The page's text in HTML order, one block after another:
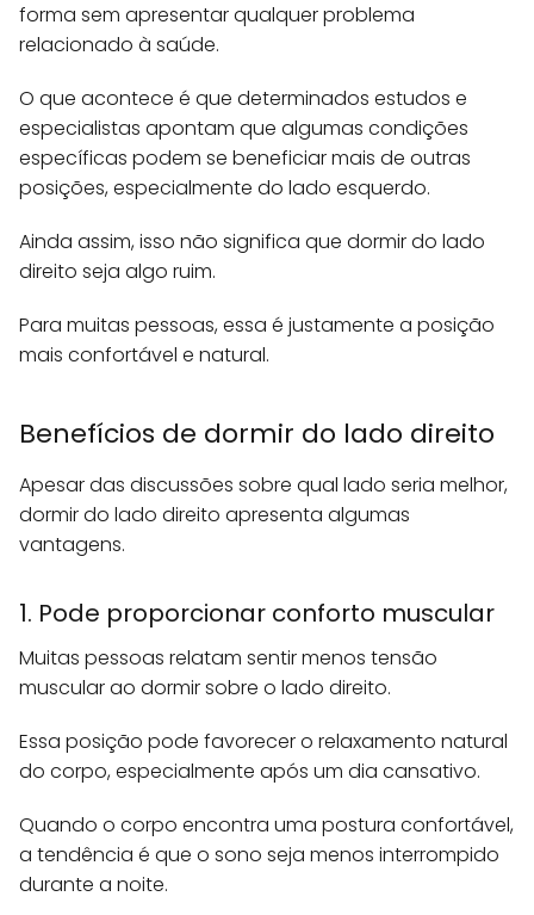
forma sem apresentar qualquer problema
relacionado à saúde.
O que acontece é que determinados estudos e
especialistas apontam que algumas condições
específicas podem se beneficiar mais de outras
posições, especialmente do lado esquerdo.
Ainda assim, isso não significa que dormir do lado
direito seja algo ruim.
Para muitas pessoas, essa é justamente a posição
mais confortável e natural.
Benefícios de dormir do lado direito
Apesar das discussões sobre qual lado seria melhor,
dormir do lado direito apresenta algumas
vantagens.
1. Pode proporcionar conforto muscular
Muitas pessoas relatam sentir menos tensão
muscular ao dormir sobre o lado direito.
Essa posição pode favorecer o relaxamento natural
do corpo, especialmente após um dia cansativo.
Quando o corpo encontra uma postura confortável,
a tendência é que o sono seja menos interrompido
durante a noite.